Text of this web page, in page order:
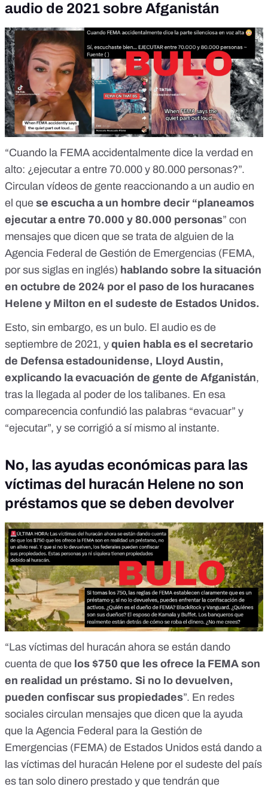
audio de 2021 sobre Afganistán
“Cuando la FEMA accidentalmente dice la verdad en
alto: ¿ejecutar a entre 70.000 y 80.000 personas?”.
Circulan vídeos de gente reaccionando a un audio en
el que se escucha a un hombre decir “planeamos
ejecutar a entre 70.000 y 80.000 personas” con
mensajes que dicen que se trata de alguien de la
Agencia Federal de Gestión de Emergencias (FEMA,
por sus siglas en inglés) hablando sobre la situación
en octubre de 2024 por el paso de los huracanes
Helene y Milton en el sudeste de Estados Unidos.
Esto, sin embargo, es un bulo. El audio es de
septiembre de 2021, y quien habla es el secretario
de Defensa estadounidense, Lloyd Austin,
explicando la evacuación de gente de Afganistán,
tras la llegada al poder de los talibanes. En esa
comparecencia confundió las palabras “evacuar” y
“ejecutar”, y se corrigió a sí mismo al instante.
No, las ayudas económicas para las
víctimas del huracán Helene no son
préstamos que se deben devolver
“Las víctimas del huracán ahora se están dando
cuenta de que los $750 que les ofrece la FEMA son
en realidad un préstamo. Si no lo devuelven,
pueden confiscar sus propiedades”. En redes
sociales circulan mensajes que dicen que la ayuda
que la Agencia Federal para la Gestión de
Emergencias (FEMA) de Estados Unidos está dando a
las víctimas del huracán Helene por el sudeste del país
es tan solo dinero prestado y que tendrán que